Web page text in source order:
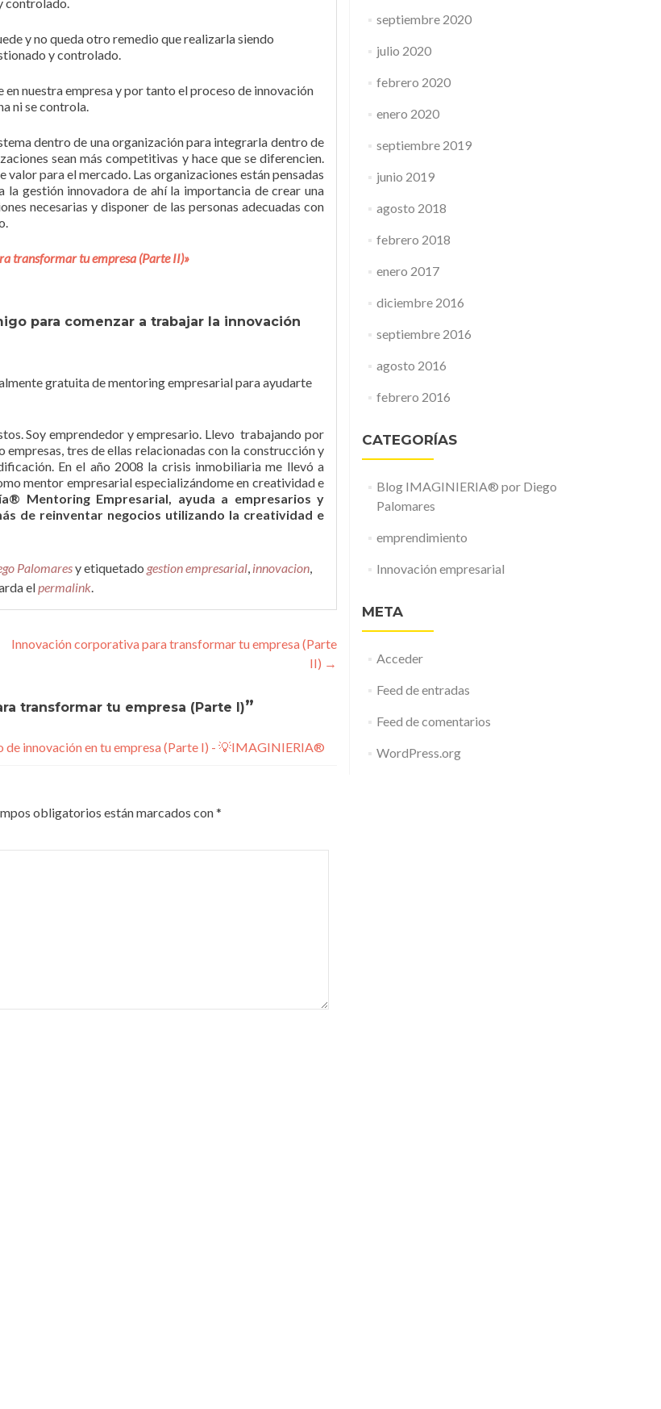
y no queda otro remedio que realizarla siendo
y controlado.
en nuestra empresa y por tanto el proceso de innovación
ni se controla.
dentro de una organización para integrarla dentro de
sean más competitivas y hace que se diferencien.
para el mercado. Las organizaciones están pensadas
gestión innovadora de ahí la importancia de crear una
necesarias y disponer de las personas adecuadas con
transformar tu empresa (Parte II)»
para comenzar a trabajar la innovación
gratuita de mentoring empresarial para ayudarte
Soy emprendedor y empresario. Llevo trabajando por
tres de ellas relacionadas con la construcción y
En el año 2008 la crisis inmobiliaria me llevó a
mentor empresarial especializándome en creatividad e
Mentoring Empresarial, ayuda a empresarios y
de reinventar negocios utilizando la creatividad e
Palomaresy etiquetado gestion empresarial, innovacion,
elpermalink.
Innovación corporativa para transformar tu empresa (Parte
II) →
transformar tu empresa (Parte I)”
de innovación en tu empresa (Parte I) - 💡IMAGINIERIA®
obligatorios están marcados con*
septiembre 2020
julio 2020
febrero 2020
enero 2020
septiembre 2019
junio 2019
agosto 2018
febrero 2018
enero 2017
diciembre 2016
septiembre 2016
agosto 2016
febrero 2016
CATEGORÍAS
Blog IMAGINIERIA® por Diego
Palomares
emprendimiento
Innovación empresarial
META
Acceder
Feed de entradas
Feed de comentarios
WordPress.org